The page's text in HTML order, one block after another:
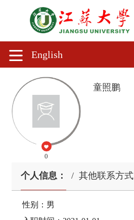
English
0
童照鹏
个人信息： / 其他联系方式
性别：男